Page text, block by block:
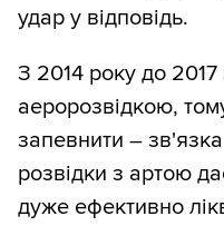
удар у відповідь.
З 2014 року до
аеророзвідкою,
запевнити –
розвідки з артою
дуже ефективно